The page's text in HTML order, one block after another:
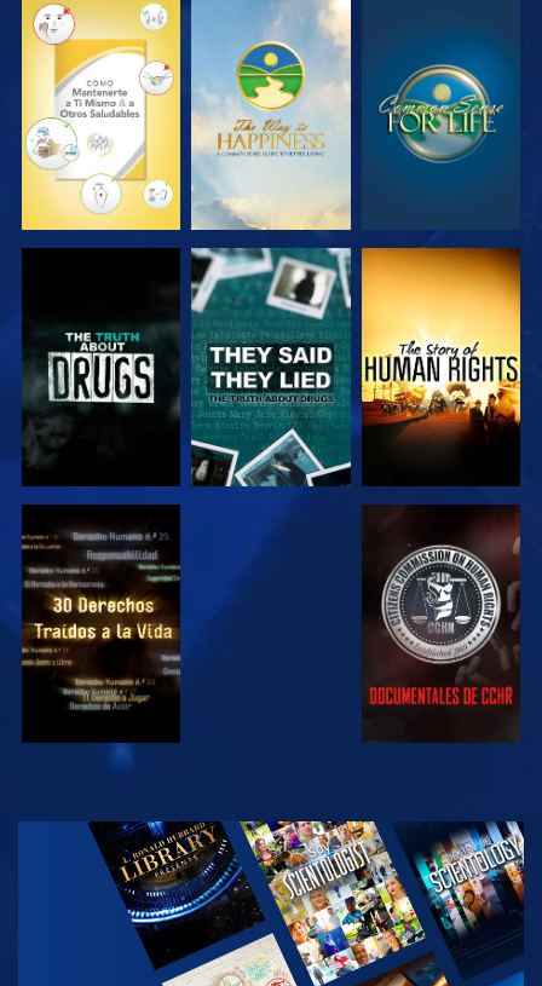
VE VE VE
VE VE
VE VE
VE
EXPLORA LAS
SERIES